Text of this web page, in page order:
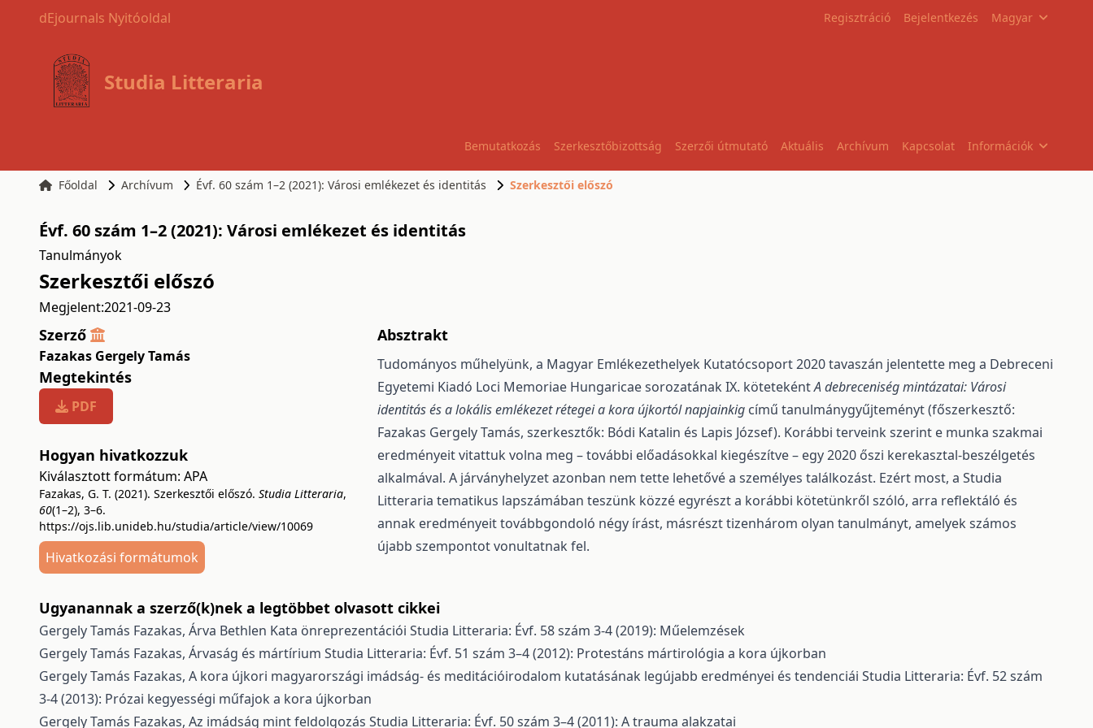
dEjournals Nyitóoldal Regisztráció Bejelentkezés Magyar
Studia Litteraria
Bemutatkozás Szerkesztőbizottság Szerzői útmutató Aktuális Archívum Kapcsolat Információk
Főoldal Archívum Évf. 60 szám 1–2 (2021): Városi emlékezet és identitás Szerkesztői előszó
Évf. 60 szám 1–2 (2021): Városi emlékezet és identitás
Tanulmányok
Szerkesztői előszó
Megjelent:2021-09-23
Szerző
Fazakas Gergely Tamás
Megtekintés
PDF
Hogyan hivatkozzuk
Kiválasztott formátum: APA
Fazakas, G. T. (2021). Szerkesztői előszó. Studia Litteraria,
60(1–2), 3–6.
https://ojs.lib.unideb.hu/studia/article/view/10069
Hivatkozási formátumok
Absztrakt
Tudományos műhelyünk, a Magyar Emlékezethelyek Kutatócsoport 2020 tavaszán jelentette meg a Debreceni
Egyetemi Kiadó Loci Memoriae Hungaricae sorozatának IX. kötetekéntA debreceniség mintázatai: Városi
identitás és a lokális emlékezet rétegeia kora újkortól napjainkig című tanulmánygyűjteményt (főszerkesztő:
Fazakas Gergely Tamás, szerkesztők: Bódi Katalin és Lapis József). Korábbi terveink szerint e munka szakmai
eredményeit vitattuk volna meg – további előadásokkal kiegészítve – egy 2020 őszi kerekasztal-beszélgetés
alkalmával. A járványhelyzet azonban nem tette lehetővé a személyes találkozást. Ezért most, a Studia
Litteraria tematikus lapszámában teszünk közzé egyrészt a korábbi kötetünkről szóló, arra reflektáló és
annak eredményeit továbbgondoló négy írást, másrészt tizenhárom olyan tanulmányt, amelyek számos
újabb szempontot vonultatnak fel.
Ugyanannak a szerző(k)nek a legtöbbet olvasott cikkei
Gergely Tamás Fazakas, Árva Bethlen Kata önreprezentációi Studia Litteraria: Évf. 58 szám 3-4 (2019): Műelemzések
Gergely Tamás Fazakas, Árvaság és mártírium Studia Litteraria: Évf. 51 szám 3–4 (2012): Protestáns mártirológia a kora újkorban
Gergely Tamás Fazakas, A kora újkori magyarországi imádság- és meditációirodalom kutatásának legújabb eredményei és tendenciái Studia Litteraria: Évf. 52 szám
3-4 (2013): Prózai kegyességi műfajok a kora újkorban
Gergely Tamás Fazakas, Az imádság mint feldolgozás Studia Litteraria: Évf. 50 szám 3–4 (2011): A trauma alakzatai